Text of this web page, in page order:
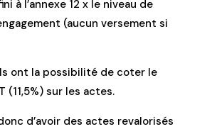
à l’annexe 12 x le niveau de
(aucun versement si
ont la possibilité de coter le
(11,5%) sur les actes.
d’avoir des actes revalorisés